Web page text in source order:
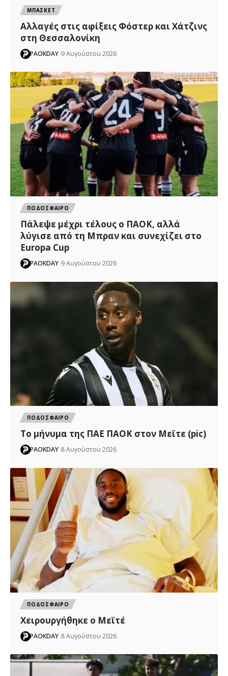
ΜΠΑΣΚΕΤ
Αλλαγές στις αφίξεις Φόστερ και Χάτζινς
στη Θεσσαλονίκη
PAOKDAY 9 Αυγούστου 2026
ΠΟΔΟΣΦΑΙΡΟ
Πάλεψε μέχρι τέλους ο ΠΑΟΚ, αλλά
λύγισε από τη Μπραν και συνεχίζει στο
Europa Cup
PAOKDAY 9 Αυγούστου 2026
ΠΟΔΟΣΦΑΙΡΟ
Το μήνυμα της ΠΑΕ ΠΑΟΚ στον Μεϊτε (pic)
PAOKDAY 8 Αυγούστου 2026
ΠΟΔΟΣΦΑΙΡΟ
Χειρουργήθηκε ο Μεϊτέ
PAOKDAY 8 Αυγούστου 2026